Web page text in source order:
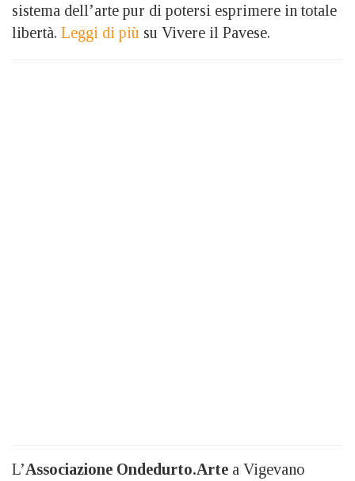
sistema dell’arte pur di potersi esprimere in totale
libertà. Leggi di più su Vivere il Pavese.
L’Associazione Ondedurto.Arte a Vigevano